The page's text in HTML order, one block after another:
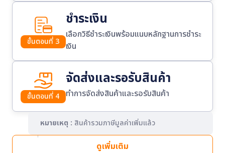
ขั้นตอนที่ 3
ชำระเงิน
เลือกวิธีชำระเงินพร้อมแนบหลักฐานการชำระ
เงิน
ขั้นตอนที่ 4
จัดส่งและรอรับสินค้า
ทำการจัดส่งสินค้าและรอรับสินค้า
หมายเหตุ : สินค้ารวมภาษีมูลค่าเพิ่มแล้ว
ดูเพิ่มเติม